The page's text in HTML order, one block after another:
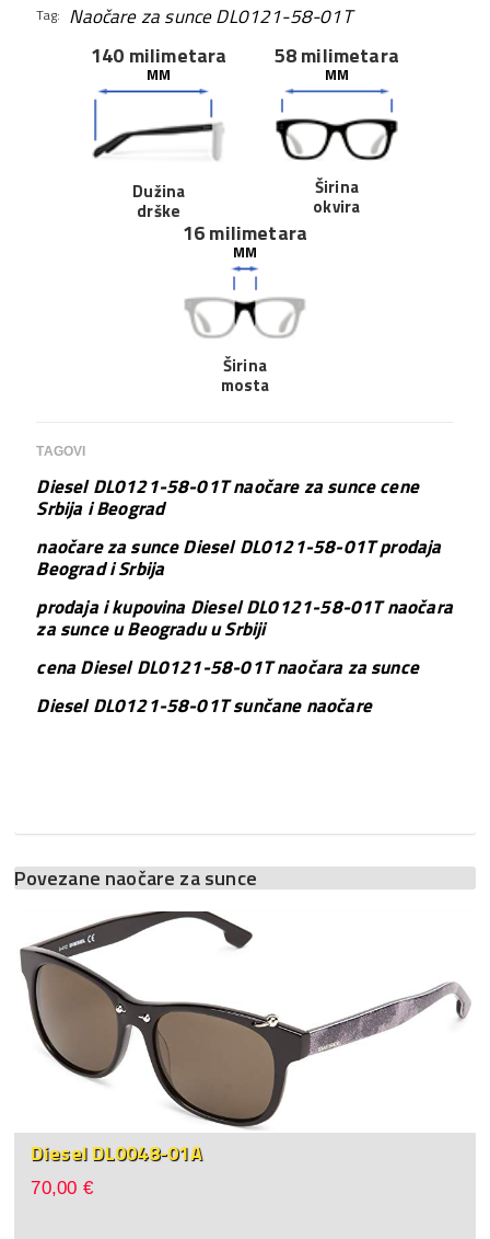
Tag: Naočare za sunce DL0121-58-01T
140 milimetara
MM
Dužina
drške
58 milimetara
MM
Širina
okvira
16 milimetara
MM
Širina
mosta
TAGOVI
Diesel DL0121-58-01T naočare za sunce cene
Srbija i Beograd
naočare za sunce Diesel DL0121-58-01T prodaja
Beograd i Srbija
prodaja i kupovina Diesel DL0121-58-01T naočara
za sunce u Beogradu u Srbiji
cena Diesel DL0121-58-01T naočara za sunce
Diesel DL0121-58-01T sunčane naočare
Povezane naočare za sunce
Diesel DL0048-01A
70,00 €